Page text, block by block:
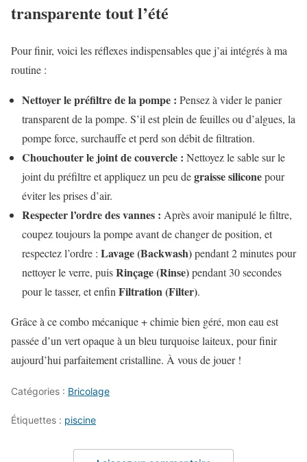
transparente tout l’été
Pour finir, voici les réflexes indispensables que j’ai intégrés à ma
routine :
Nettoyer le préfiltre de la pompe : Pensez à vider le panier
transparent de la pompe. S’il est plein de feuilles ou d’algues, la
pompe force, surchauffe et perd son débit de filtration.
Chouchouter le joint de couvercle : Nettoyez le sable sur le
joint du préfiltre et appliquez un peu degraisse siliconepour
éviter les prises d’air.
Respecter l’ordre des vannes : Après avoir manipulé le filtre,
coupez toujours la pompe avant de changer de position, et
respectez l’ordre : Lavage (Backwash)pendant 2 minutes pour
nettoyer le verre, puisRinçage (Rinse)pendant 30 secondes
pour le tasser, et enfinFiltration (Filter).
Grâce à ce combo mécanique + chimie bien géré, mon eau est
passée d’un vert opaque à un bleu turquoise laiteux, pour finir
aujourd’hui parfaitement cristalline. À vous de jouer !
Catégories : Bricolage
Étiquettes : piscine